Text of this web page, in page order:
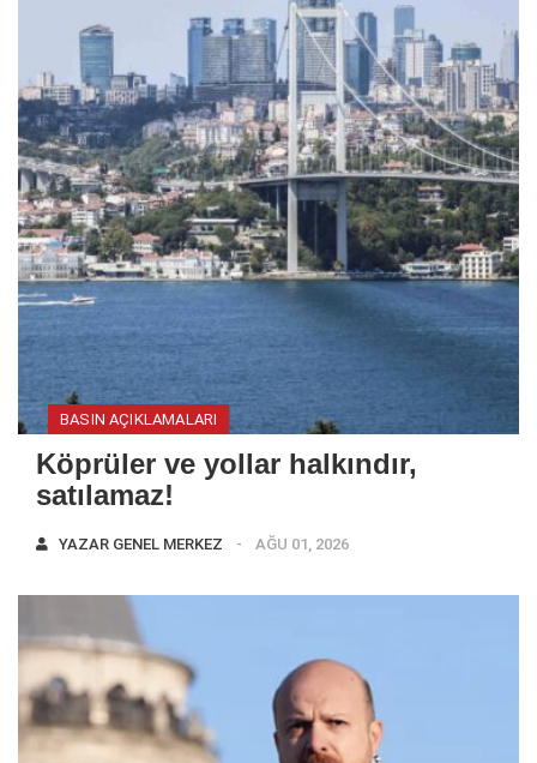
BASIN AÇIKLAMALARI
Köprüler ve yollar halkındır,
satılamaz!
YAZAR GENEL MERKEZ AĞU 01, 2026